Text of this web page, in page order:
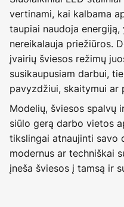
vertinami, kai kalbama
taupiai naudoja
nereikalauja priežiūros.
įvairių šviesos režimų
susikaupusiam darbui,
pavyzdžiui, skaitymui ar
Modelių, šviesos spalvų
siūlo gerą darbo vietos
tikslingai atnaujinti savo
modernus ar techniškai
įneša šviesos į tamsą ir